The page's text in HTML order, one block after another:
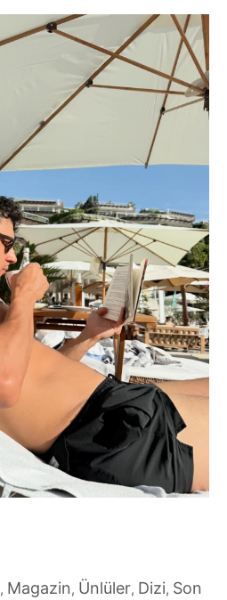
, Magazin, Ünlüler, Dizi, Son